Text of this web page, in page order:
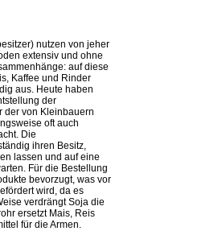
nutzen von jeher
extensiv und ohne
auf diese
Kaffee und Rinder
aus. Heute haben
der
der von Kleinbauern
oft auch
Die
ihren Besitz,
lassen und auf eine
Für die Bestellung
bevorzugt, was vor
wird, da es
verdrängt Soja die
ersetzt Mais, Reis
für die Armen.